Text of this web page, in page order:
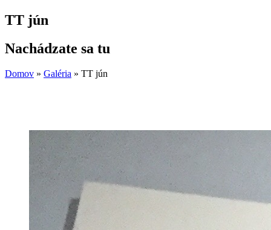
TT jún
Nachádzate sa tu
Domov » Galéria » TT jún